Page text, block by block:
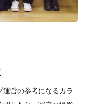
運営の参考になるカラ